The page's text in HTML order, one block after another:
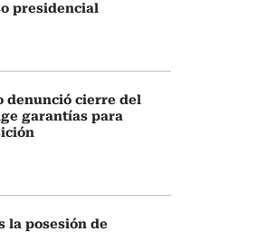
presidencial
denunció cierre del
garantías para
la posesión de